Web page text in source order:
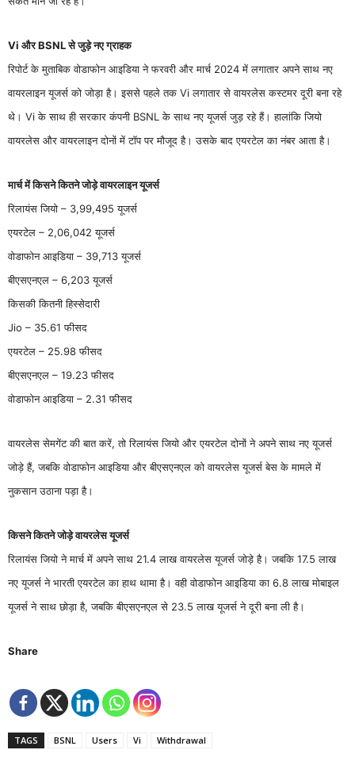
Vi और BSNL से जुड़े नए ग्राहक
रिपोर्ट के मुताबिक वोडाफोन आइडिया ने फरवरी और मार्च 2024 में लगातार अपने साथ नए
वायरलाइन यूजर्स को जोड़ा है। इससे पहले तक Vi लगातार से वायरलेस कस्टमर दूरी बना रहे
थे। Vi के साथ ही सरकार कंपनी BSNL के साथ नए यूजर्स जुड़ रहे हैं। हालांकि जियो
वायरलेस और वायरलाइन दोनों में टॉप पर मौजूद है। उसके बाद एयरटेल का नंबर आता है।
मार्च में किसने कितने जोड़े वायरलाइन यूजर्स
रिलायंस जियो – 3,99,495 यूजर्स
एयरटेल – 2,06,042 यूजर्स
वोडाफोन आइडिया – 39,713 यूजर्स
बीएसएनएल – 6,203 यूजर्स
किसकी कितनी हिस्सेदारी
Jio – 35.61 फीसद
एयरटेल – 25.98 फीसद
बीएसएनएल – 19.23 फीसद
वोडाफोन आइडिया – 2.31 फीसद
वायरलेस सेमगेंट की बात करें, तो रिलायंस जियो और एयरटेल दोनों ने अपने साथ नए यूजर्स
जोड़े हैं, जबकि वोडाफोन आइडिया और बीएसएनएल को वायरलेस यूजर्स बेस के मामले में
नुकसान उठाना पड़ा है।
किसने कितने जोड़े वायरलेस यूजर्स
रिलायंस जियो ने मार्च में अपने साथ 21.4 लाख वायरलेस यूजर्स जोड़े है। जबकि 17.5 लाख
नए यूजर्स ने भारती एयरटेल का हाथ थामा है। वही वोडाफोन आइडिया का 6.8 लाख मोबाइल
यूजर्स ने साथ छोड़ा है, जबकि बीएसएनएल से 23.5 लाख यूजर्स ने दूरी बना ली है।
Share
TAGS BSNL Users Vi Withdrawal